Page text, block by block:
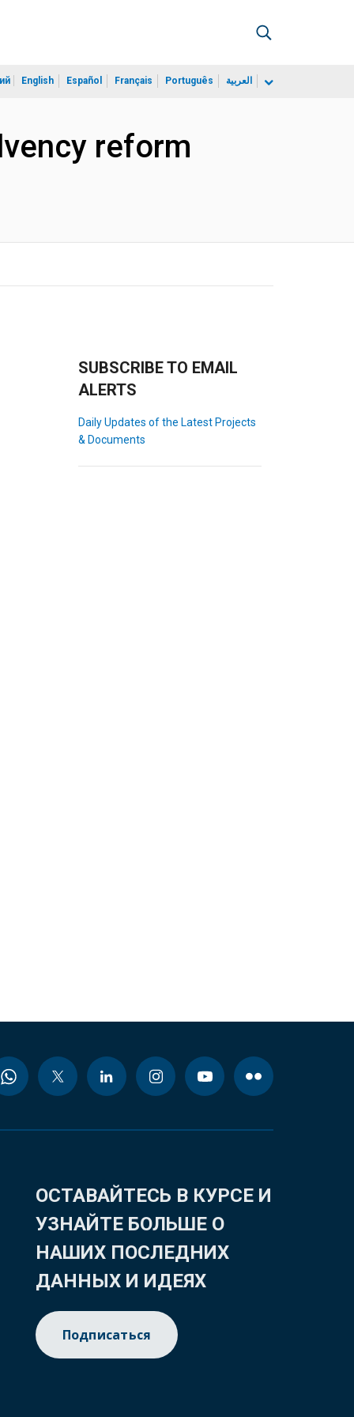
English Español Français Português العربية
reform
SUBSCRIBE TO EMAIL
ALERTS
Daily Updates of the Latest Projects
& Documents
ОСТАВАЙТЕСЬ В КУРСЕ И
УЗНАЙТЕ БОЛЬШЕ О
НАШИХ ПОСЛЕДНИХ
ДАННЫХ И ИДЕЯХ
Подписаться